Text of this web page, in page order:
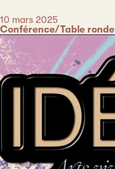
Date
10 mars 2025
Catégorie
Conférence/Table ronde